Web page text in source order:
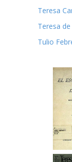
Teresa
Teresa
Tulio